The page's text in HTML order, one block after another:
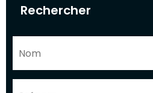
Rechercher